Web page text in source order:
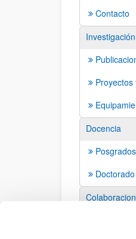
Contacto
Investigación
Docencia
Posgrados
Doctorado